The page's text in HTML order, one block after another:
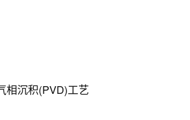
相沉积(PVD)工艺